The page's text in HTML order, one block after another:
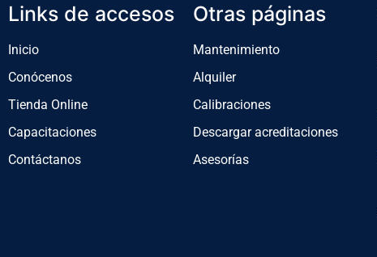
Links de accesos
Inicio
Conócenos
Tienda Online
Capacitaciones
Contáctanos
Otras páginas
Mantenimiento
Alquiler
Calibraciones
Descargar acreditaciones
Asesorías